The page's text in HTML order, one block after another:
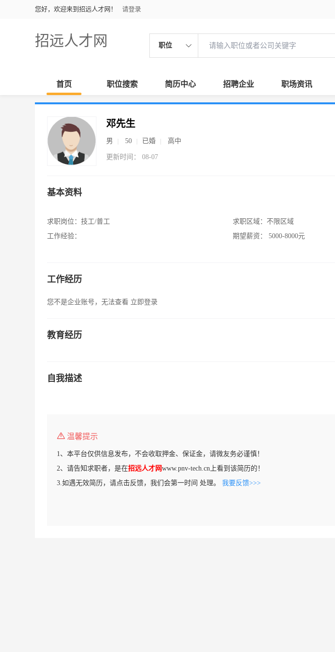
您好，欢迎来到招远人才网！ 请登录
招远人才网 职位
首页 职位搜索 简历中心 招聘企业 职场资讯
邓先生
男 50 已婚 高中
更新时间： 08-07
基本资料
求职岗位： 技工/普工
工作经验：
求职区域： 不限区域
期望薪资：
5000-8000元
工作经历
您不是企业账号，无法查看 立即登录
教育经历
自我描述
温馨提示
1、本平台仅供信息发布，不会收取押金、保证金，请微友务必谨慎！
2、请告知求职者，是在招远人才网www.pnv-tech.cn上看到该简历的！
3.如遇无效简历，请点击反馈，我们会第一时间 处理。 我要反馈>>>